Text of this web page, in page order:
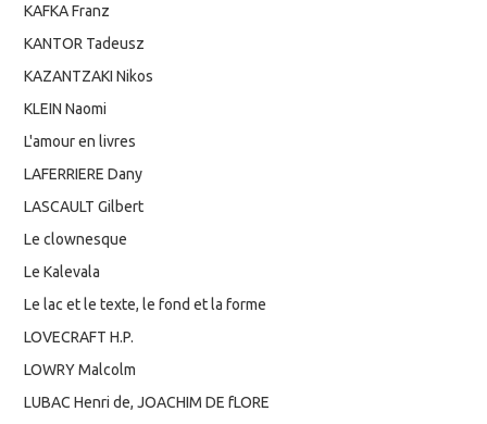
KAFKA Franz
KANTOR Tadeusz
KAZANTZAKI Nikos
KLEIN Naomi
L'amour en livres
LAFERRIERE Dany
LASCAULT Gilbert
Le clownesque
Le Kalevala
Le lac et le texte, le fond et la forme
LOVECRAFT H.P.
LOWRY Malcolm
LUBAC Henri de, JOACHIM DE fLORE